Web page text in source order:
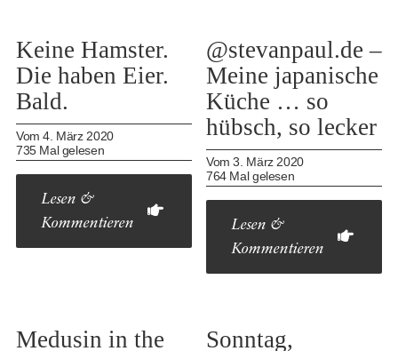
Keine Hamster.
Die haben Eier.
Bald.
Vom 4. März 2020
735 Mal gelesen
Lesen &
Kommentieren
@stevanpaul.de –
Meine japanische
Küche … so
hübsch, so lecker
Vom 3. März 2020
764 Mal gelesen
Lesen &
Kommentieren
Medusin in the Sonntag,